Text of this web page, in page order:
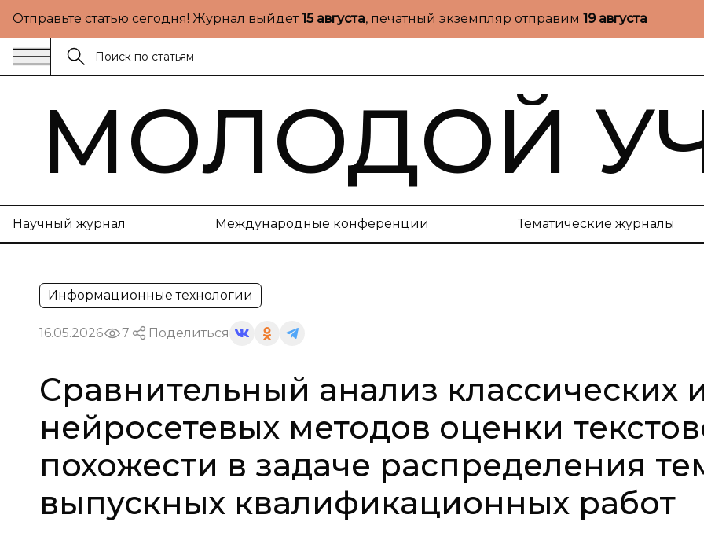
Отправьте статью сегодня! Журнал выйдет15 августа, печатный экземпляр отправим 19 августа
МОЛОДОЙ
Научный журнал Международные конференции Тематические журналы
Информационные технологии
16.05.2026 7 Поделиться
Сравнительный анализ классических
нейросетевых методов оценки
похожести в задаче распределения
выпускных квалификационных работ